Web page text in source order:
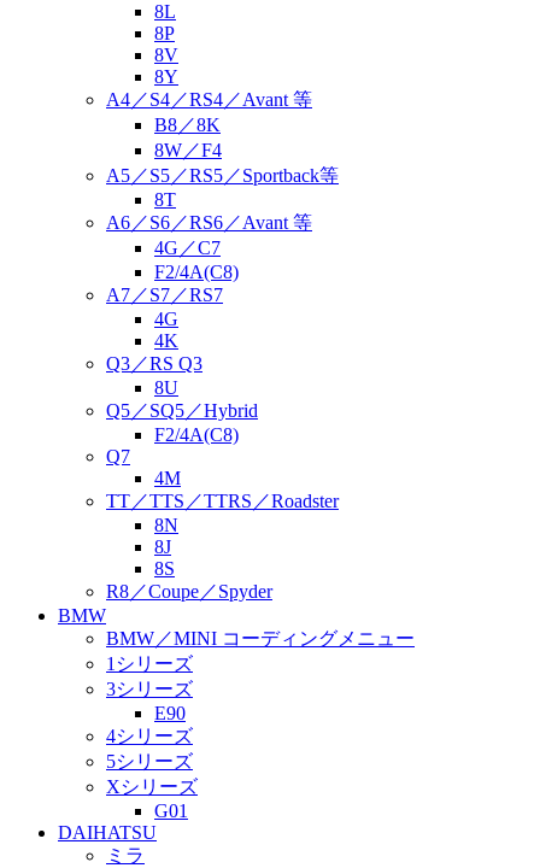
8L
8P
8V
8Y
A4／S4／RS4／Avant 等
B8／8K
8W／F4
A5／S5／RS5／Sportback等
8T
A6／S6／RS6／Avant 等
4G／C7
F2/4A(C8)
A7／S7／RS7
4G
4K
Q3／RS Q3
8U
Q5／SQ5／Hybrid
F2/4A(C8)
Q7
4M
TT／TTS／TTRS／Roadster
8N
8J
8S
R8／Coupe／Spyder
BMW
BMW／MINI コーディングメニュー
1シリーズ
3シリーズ
E90
4シリーズ
5シリーズ
Xシリーズ
G01
DAIHATSU
ミラ